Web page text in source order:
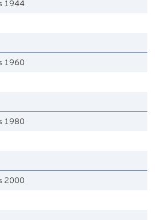
1944
1960
1980
2000